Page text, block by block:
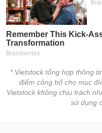
* Vietstock tổng hợp thông
điểm công bố cho mục
Vietstock không chịu trách
sử dụng
Công
đầu